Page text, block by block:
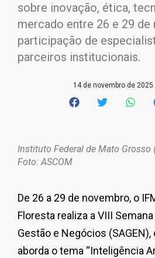
sobre inovação, ética,
mercado entre 26 e 29
participação de
parceiros institucionais.
14 de novembro de 2025
Instituto Federal de Mato Grosso
Foto: ASCOM
De 26 a 29 de novembro, o
Floresta realiza a VIII
Gestão e Negócios
aborda o tema “Inteligência